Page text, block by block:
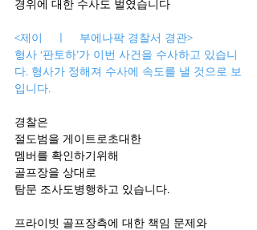
경위에 대한 수사도 벌였습니다
<제이    ㅣ    부에나팍 경찰서 경관>
형사 ‘판토하’가 이번 사건을 수사하고 있습니
다. 형사가 정해져 수사에 속도를 낼 것으로 보
입니다.
경찰은
절도범을 게이트로초대한
멤버를 확인하기위해
골프장을 상대로
탐문 조사도병행하고 있습니다.
프라이빗 골프장측에 대한 책임 문제와